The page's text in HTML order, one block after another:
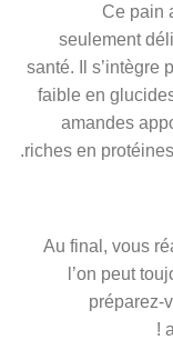
Ce pain
seulement
santé. Il s’intègre
faible en
amandes
riches en
Au final, vous
l’on peut
préparez-